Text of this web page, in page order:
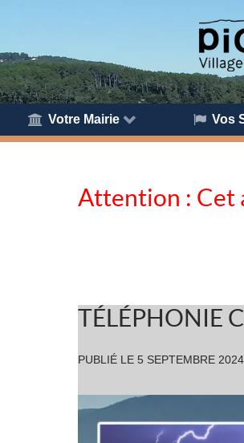
Votre Mairie Vos
Attention : Cet
TÉLÉPHONIE
PUBLIÉ LE 5 SEPTEMBRE 2024